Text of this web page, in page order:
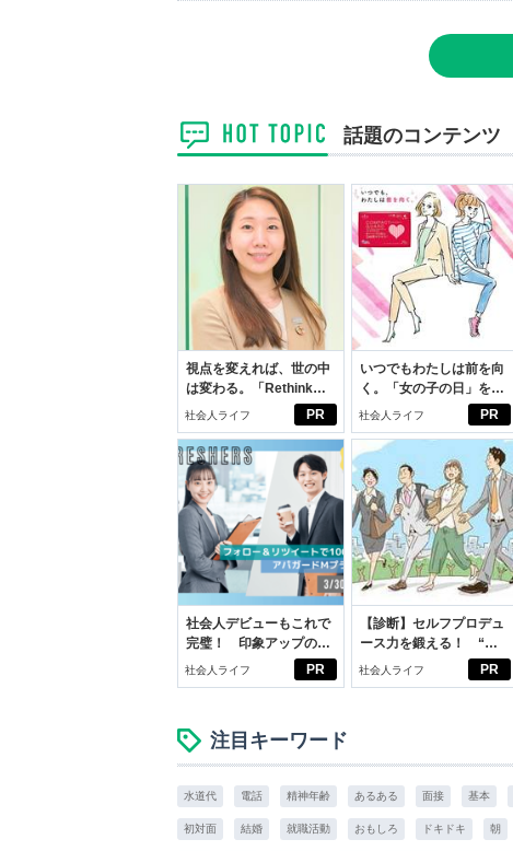
話題のコンテンツ
PR
視点を変えれば、世の中
は変わる。「Rethink
PROJECT」がつたえた
社会人ライフ PR
いつでもわたしは前を向
く。「女の子の日」を前
向きに♪社会人エリ・大
社会人ライフ
PR
社会人デビューもこれで
完璧！ 印象アップのセ
ルフプロデュース術
社会人ライフ PR
【診断】セルフプロデュ
ース力を鍛える！ “ジ
ブン観”診断
社会人ライフ
注目キーワード
水道代 電話 精神年齢 あるある 面接 基本
初対面 結婚 就職活動 おもしろ ドキドキ 朝